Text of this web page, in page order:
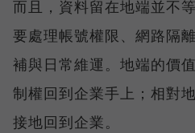
而且，資料留在地端並不
要處理帳號權限、網路隔
補與日常維運。地端的價
制權回到企業手上；相對
接地回到企業。